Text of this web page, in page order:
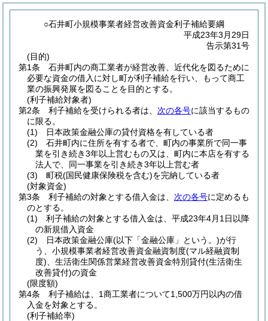
○石井町小規模事業者経営改善資金利子補給要綱
平成23年3月29日
告示第31号
(目的)
第1条
石井町内の商工業者が経営改善、近代化を図るために
必要な資金の借入に対し町が利子補給を行い、もって商工
業の振興発展を図ることを目的とする。
(利子補給対象者)
第2条
利子補給を受けられる者は、 次の各号に該当するもの
に限る。
(1)
日本政策金融公庫の貸付資格を有している者
(2)
石井町内に住所を有する者で、町内の事業所で同一事
業を引き続き3年以上営むもの又は、町内に本店を有する
法人で、同一事業を引き続き3年以上営む者
(3)
町税(国民健康保険税を含む)を完納している者
(対象資金)
第3条
利子補給の対象とする借入金は、 次の各号に定めるも
のとする。
(1)
利子補給の対象とする借入金は、平成23年4月1日以降
の新規借入資金
(2)
日本政策金融公庫(以下「金融公庫」という。)が行
う、小規模事業者経営改善資金融資制度(マル経融資制
度) 、生活衛生関係営業経営改善資金特別貸付(生活衛生
改善貸付)の資金
(限度額)
第4条
利子補給は、1商工業者について1,500万円以内の借
入金を対象とする。
(利子補給率)